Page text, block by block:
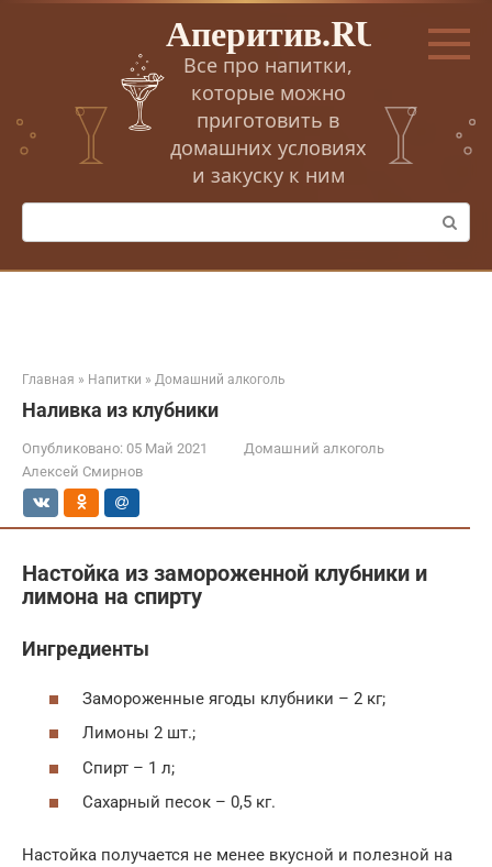
Перейти
Аперитив.RU
Все про напитки,
которые можно
приготовить в
домашних условиях
и закуску к ним
Поиск:
Главная » Напитки » Домашний алкоголь
Наливка из клубники
Опубликовано: 05 Май 2021
Домашний алкоголь
Алексей Смирнов
Настойка из замороженной клубники и
лимона на спирту
Ингредиенты
Замороженные ягоды клубники – 2 кг;
Лимоны 2 шт.;
Спирт – 1 л;
Сахарный песок – 0,5 кг.
Настойка получается не менее вкусной и полезной на